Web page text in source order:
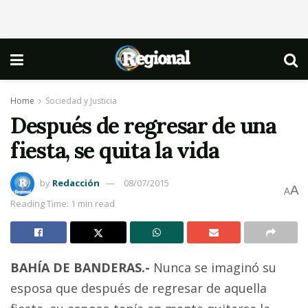
Home Sociedad y Justicia
Después de regresar de una
fiesta, se quita la vida
by Redacción
08/07/2015
Reading Time: 1 min read
AA
BAHÍA DE BANDERAS.- Nunca se imaginó su
esposa que después de regresar de aquella